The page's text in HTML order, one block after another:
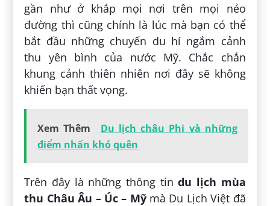
gần như ở khắp mọi nơi trên mọi nẻo
đường thì cũng chính là lúc mà bạn có thể
bắt đầu những chuyến du hí ngắm cảnh
thu yên bình của nước Mỹ. Chắc chắn
khung cảnh thiên nhiên nơi đây sẽ không
khiến bạn thất vọng.
Xem Thêm
Du lịch châu Phi và những
điểm nhấn khó quên
Trên đây là những thông tindu lịch mùa
thu Châu Âu – Úc – Mỹmà Du Lịch Việt đã